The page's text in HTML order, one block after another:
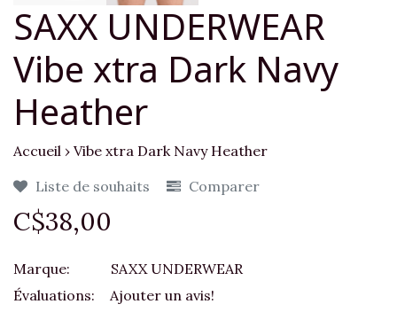
SAXX UNDERWEAR
Vibe xtra Dark Navy
Heather
Accueil › Vibe xtra Dark Navy Heather
Liste de souhaits
Comparer
C$38,00
Marque:
SAXX UNDERWEAR
Évaluations:
Ajouter un avis!